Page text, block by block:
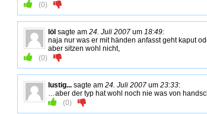
(0)
löl sagte am 24. Juli 2007 um 18:49:
naja nur was er mit händen anfasst geht kaput
aber sitzen wohl nicht,
(0)
lustig... sagte am 24. Juli 2007 um 23:33:
…aber der typ hat wohl noch nie was von
(0)